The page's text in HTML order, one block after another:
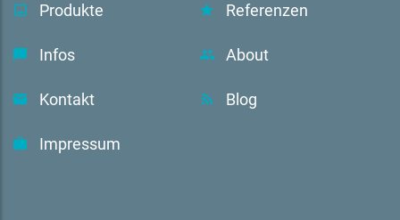
Produkte Referenzen
Infos About
Kontakt Blog
Impressum